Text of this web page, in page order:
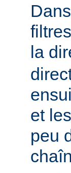
la
et
peu